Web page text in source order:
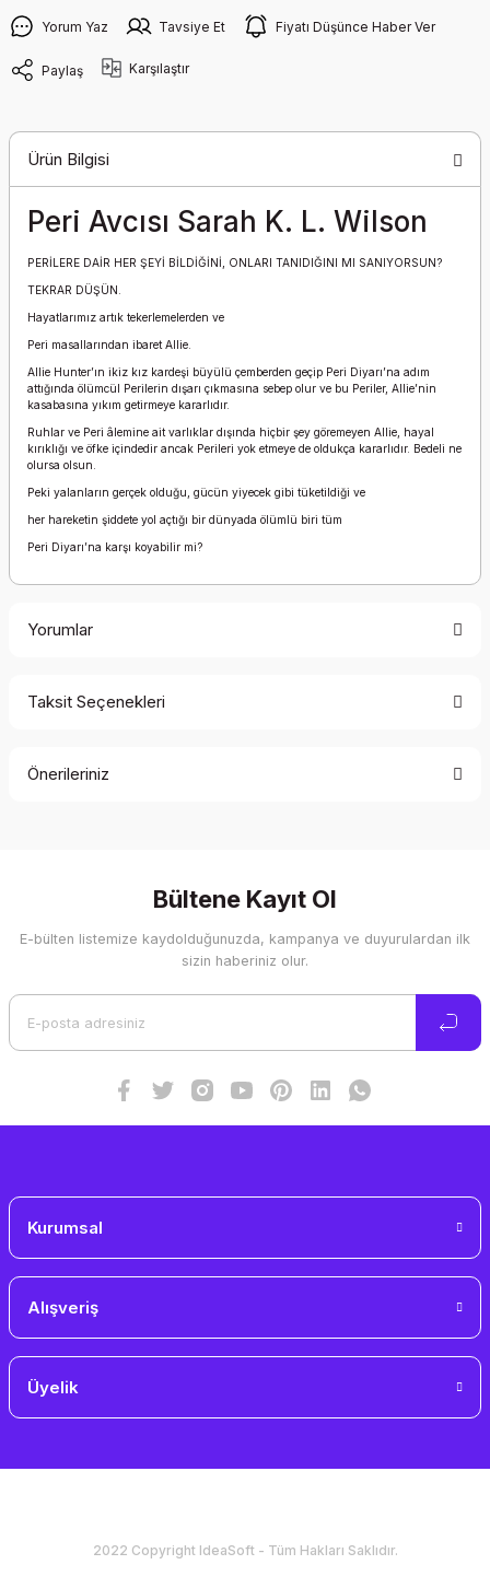
Yorum Yaz Tavsiye Et Fiyatı Düşünce Haber Ver
Paylaş Karşılaştır
Ürün Bilgisi
Peri Avcısı Sarah K. L. Wilson
PERİLERE DAİR HER ŞEYİ BİLDİĞİNİ, ONLARI TANIDIĞINI MI SANIYORSUN?
TEKRAR DÜŞÜN.
Hayatlarımız artık tekerlemelerden ve
Peri masallarından ibaret Allie.
Allie Hunter’ın ikiz kız kardeşi büyülü çemberden geçip Peri Diyarı’na adım
attığında ölümcül Perilerin dışarı çıkmasına sebep olur ve bu Periler, Allie’nin
kasabasına yıkım getirmeye kararlıdır.
Ruhlar ve Peri âlemine ait varlıklar dışında hiçbir şey göremeyen Allie, hayal
kırıklığı ve öfke içindedir ancak Perileri yok etmeye de oldukça kararlıdır. Bedeli ne
olursa olsun.
Peki yalanların gerçek olduğu, gücün yiyecek gibi tüketildiği ve
her hareketin şiddete yol açtığı bir dünyada ölümlü biri tüm
Peri Diyarı’na karşı koyabilir mi?
Yorumlar
Taksit Seçenekleri
Önerileriniz
Görüş ve önerileriniz için teşekkür ederiz.
Ürün resmi kalitesiz, bozuk veya görüntülenemiyor.
Bültene Kayıt Ol
E-bülten listemize kaydolduğunuzda, kampanya ve duyurulardan ilk
sizin haberiniz olur.
Kurumsal
Alışveriş
Üyelik
2022 Copyright IdeaSoft - Tüm Hakları Saklıdır.